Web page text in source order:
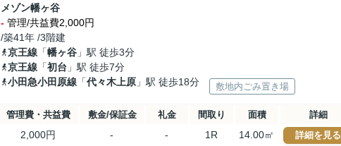
メゾン幡ヶ谷
- 管理/共益費2,000円
/築41年 /3階建
京王線 「幡ヶ谷 」駅 徒歩3分
京王線 「初台 」駅 徒歩7分
小田急小田原線 「代々木上原 」駅 徒歩18分 敷地内ごみ置き場
管理費・共益費 敷金/保証金 礼金 間取り 面積 詳細
2,000円 - - 1R 14.00㎡ 詳細を見る